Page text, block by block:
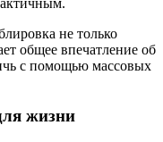
не только
общее впечатление об
с помощью массовых
жизни